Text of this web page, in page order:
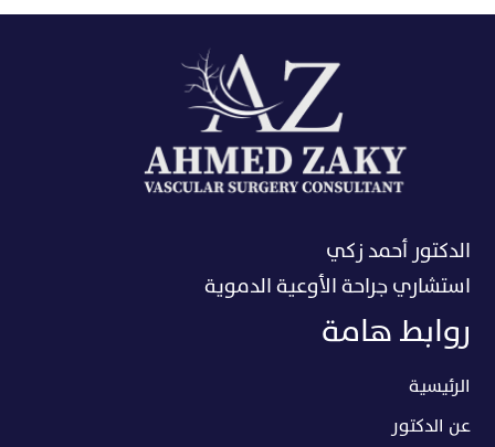
روابط هامة
الرئيسية
عن الدكتور
الدكتور أحمد زكي
استشاري جراحة الأوعية الدموية